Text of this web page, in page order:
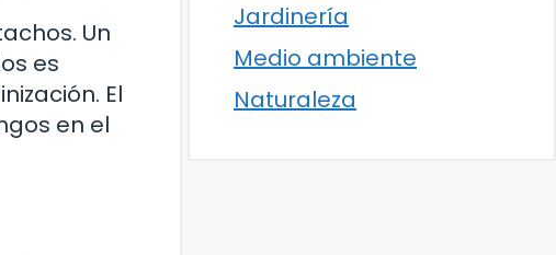
Un
es
El
en el
Jardinería
Medio ambiente
Naturaleza